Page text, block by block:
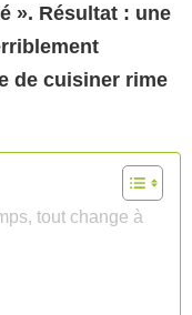
». Résultat : une
de cuisiner rime
tout change à